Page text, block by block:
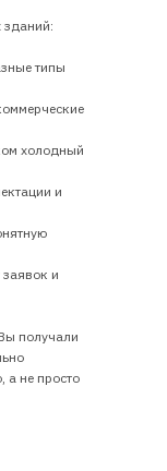
типы
холодный
и
и
получали
а не просто